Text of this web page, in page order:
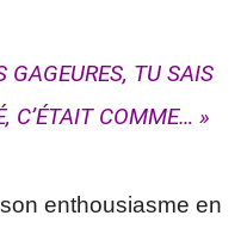
GAGEURES, TU SAIS
C’ÉTAIT COMME… »
enthousiasme en